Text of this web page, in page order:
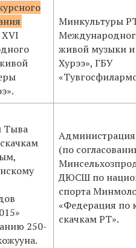
XVI
Минкультуры
живой музыки и
Хурээ», ГБУ
Тыва
250-
(по
ДЮСШ по
спорта
«Федерация по
скачкам РТ».